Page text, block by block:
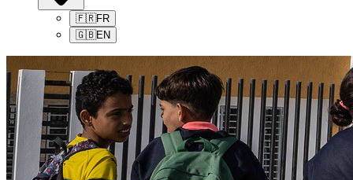
🇫🇷FR
🇬🇧EN